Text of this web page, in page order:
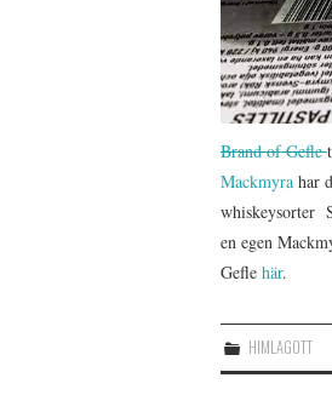
Brand of Gefle
Mackmyra har
whiskeysorter
en egen
Gefle här.
HIMLAGOTT